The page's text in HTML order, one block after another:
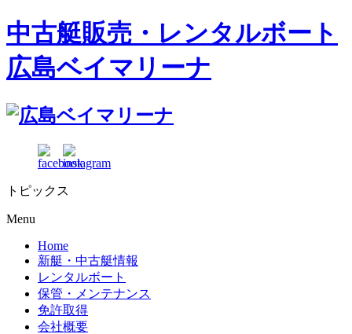
中古艇販売・レンタルボート
広島ベイマリーナ
トピックス
Menu
Home
新艇・中古艇情報
レンタルボート
保管・メンテナンス
免許取得
会社概要